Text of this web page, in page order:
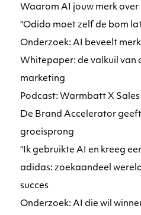
Waarom AI jouw merk
“Odido moet zelf de bom
Onderzoek: AI beveelt
Whitepaper: de valkuil van
marketing
Podcast: Warmbatt X Sales
De Brand Accelerator
groeisprong
“Ik gebruikte AI en kreeg
adidas: zoekaandeel
succes
Onderzoek: AI die wil